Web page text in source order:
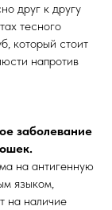
друг к другу
тесного
который стоит
напротив
заболевание
на антигенную
языком,
на наличие